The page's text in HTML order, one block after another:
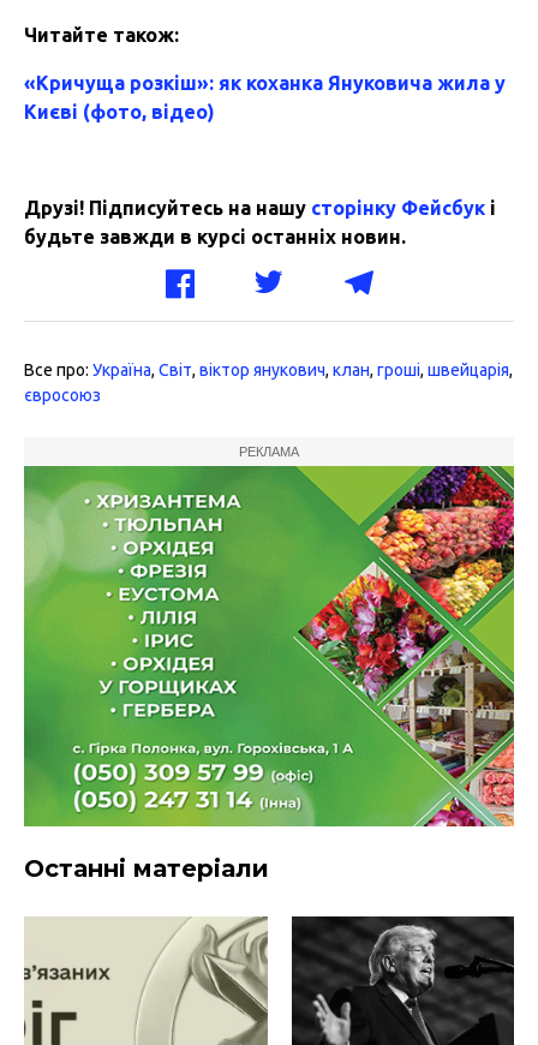
Читайте також:
«Кричуща розкіш»: як коханка Януковича жила у
Києві (фото, відео)
Друзі! Підписуйтесь на нашу сторінку Фейсбук і
будьте завжди в курсі останніх новин.
Все про: Україна, Світ, віктор янукович, клан, гроші, швейцарія,
євросоюз
РЕКЛАМА
Останні матеріали